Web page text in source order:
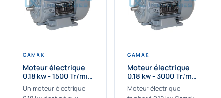
GAMAK
Moteur électrique
0.18 kw - 1500 Tr/min
- 230/400V - IE2
Un moteur électrique
GAMAK
Moteur électrique
0.18 kw - 3000 Tr/min
- 230/400V - IE2
Moteur électrique